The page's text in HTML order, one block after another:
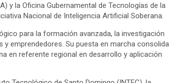
y la Oficina Gubernamental de Tecnologías de la
Nacional de Inteligencia Artificial Soberana.
para la formación avanzada, la investigación
emprendedores. Su puesta en marcha consolida
en referente regional en desarrollo y aplicación